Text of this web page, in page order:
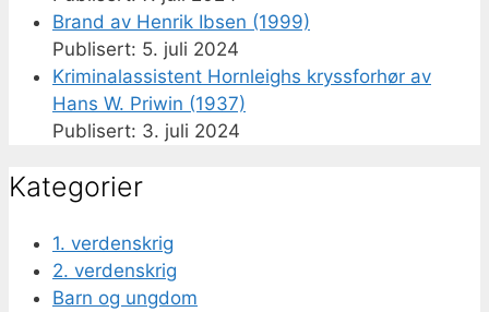
Brand av Henrik Ibsen (1999)
5. juli 2024
Kriminalassistent Hornleighs kryssforhør av
Hans W. Priwin (1937)
3. juli 2024
Kategorier
1. verdenskrig
2. verdenskrig
Barn og ungdom